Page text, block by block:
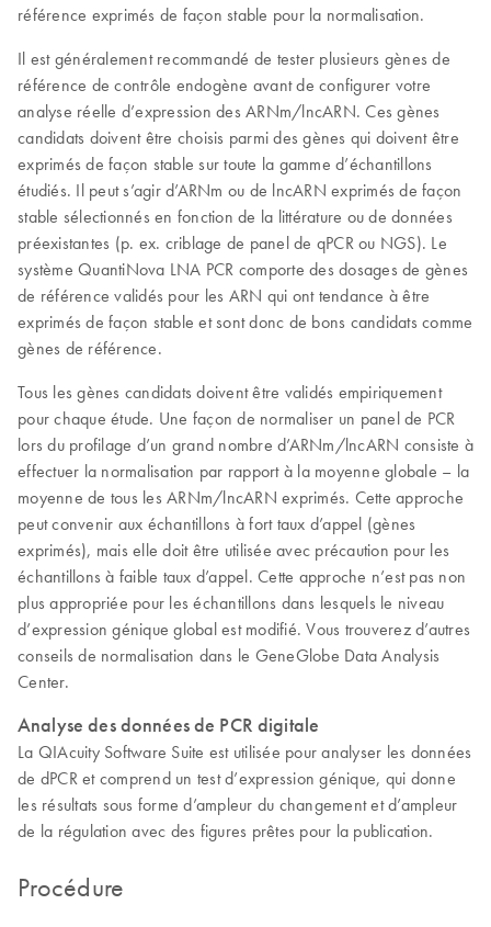
référence exprimés de façon stable pour la normalisation.
Il est généralement recommandé de tester plusieurs gènes de
référence de contrôle endogène avant de configurer votre
analyse réelle d’expression des ARNm/lncARN. Ces gènes
candidats doivent être choisis parmi des gènes qui doivent être
exprimés de façon stable sur toute la gamme d’échantillons
étudiés. Il peut s’agir d’ARNm ou de lncARN exprimés de façon
stable sélectionnés en fonction de la littérature ou de données
préexistantes (p. ex. criblage de panel de qPCR ou NGS). Le
système QuantiNova LNA PCR comporte des dosages de gènes
de référence validés pour les ARN qui ont tendance à être
exprimés de façon stable et sont donc de bons candidats comme
gènes de référence.
Tous les gènes candidats doivent être validés empiriquement
pour chaque étude. Une façon de normaliser un panel de PCR
lors du profilage d’un grand nombre d’ARNm/lncARN consiste à
effectuer la normalisation par rapport à la moyenne globale – la
moyenne de tous les ARNm/lncARN exprimés. Cette approche
peut convenir aux échantillons à fort taux d’appel (gènes
exprimés), mais elle doit être utilisée avec précaution pour les
échantillons à faible taux d’appel. Cette approche n’est pas non
plus appropriée pour les échantillons dans lesquels le niveau
d’expression génique global est modifié. Vous trouverez d’autres
conseils de normalisation dans le GeneGlobe Data Analysis
Center.
Analyse des données de PCR digitale
La QIAcuity Software Suite est utilisée pour analyser les données
de dPCR et comprend un test d’expression génique, qui donne
les résultats sous forme d’ampleur du changement et d’ampleur
de la régulation avec des figures prêtes pour la publication.
Procédure